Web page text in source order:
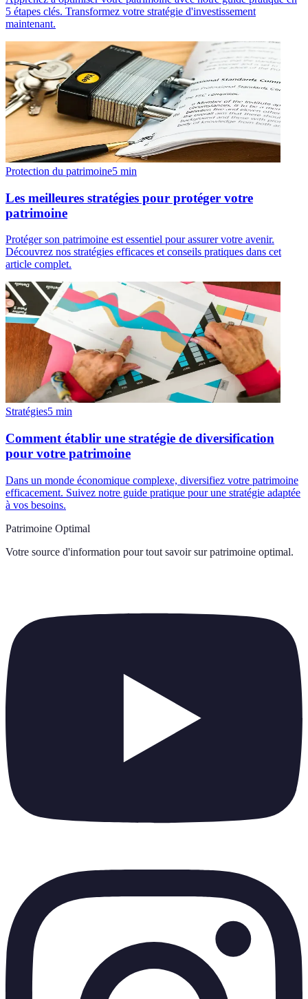
5 étapes clés. Transformez votre stratégie d'investissement
maintenant.
Protection du patrimoine5 min
Les meilleures stratégies pour protéger votre
patrimoine
Protéger son patrimoine est essentiel pour assurer votre avenir.
Découvrez nos stratégies efficaces et conseils pratiques dans cet
article complet.
Stratégies5 min
Comment établir une stratégie de diversification
pour votre patrimoine
Dans un monde économique complexe, diversifiez votre patrimoine
efficacement. Suivez notre guide pratique pour une stratégie adaptée
à vos besoins.
Patrimoine Optimal
Votre source d'information pour tout savoir sur patrimoine optimal.